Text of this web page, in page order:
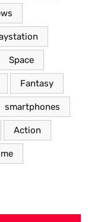
Space
Fantasy
smartphones
Action